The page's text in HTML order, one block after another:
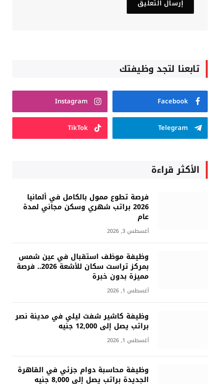
تابعنا لتجد وظيفتك
Facebook
Instagram
Telegram
TikTok
الأكثر قراءة
فرصة تطوع ممول بالكامل في ألمانيا
2026 براتب شهري وسكن مجاني لمدة
عام
أغسطس 3, 2026
وظيفة موظف استقبال في عين شمس
بمركز تراست سكان للأشعة 2026.. فرصة
مميزة بدون خبرة
أغسطس 1, 2026
وظيفة كاشير شفت ليلي في مدينة نصر
براتب يصل إلى 12,000 جنيه
أغسطس 1, 2026
وظيفة محاسبة دوام جزئي في القاهرة
الجديدة براتب يصل إلى 8,000 جنيه